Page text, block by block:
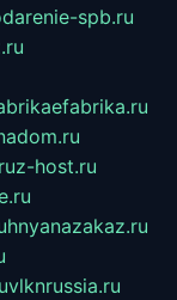
spb.ru
z-host.ru
vlknrussia.ru